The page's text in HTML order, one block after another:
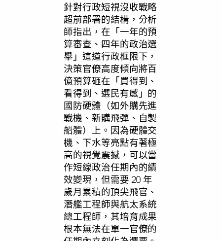
針對行政短視沒收戰略
超前部署的結構，分析
師指出，在「一年的預
算審查、四年的政治選
舉」這道行政框限下，
決策官僚高度傾向將百
億預算砸在「買得到、
看得到、選民有感」的
國防硬體（如外購先進
戰機、新購飛彈、自製
船體）上。因為硬體交
機、下水等亮點有著極
高的視覺震撼，可以當
作短線政治任期內的績
效變現，但需要 20 年
歲月累積的頂尖飛官、
潛艦工程師與航太系統
總工程師，其培育成果
根本無法在單一官僚的